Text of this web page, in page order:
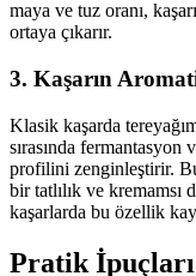
maya ve tuz oranı,
ortaya çıkarır.
3. Kaşarın
Klasik kaşarda
sırasında
profilini zenginleştirir.
bir tatlılık ve kremamsı
kaşarlarda bu özellik
Pratik